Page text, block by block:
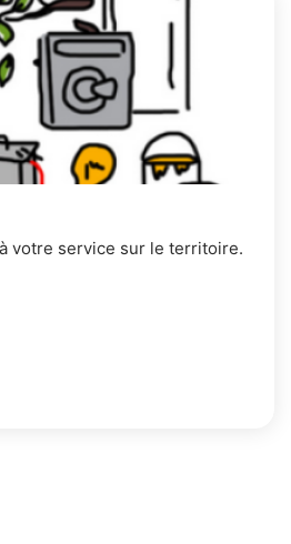
votre service sur le territoire.